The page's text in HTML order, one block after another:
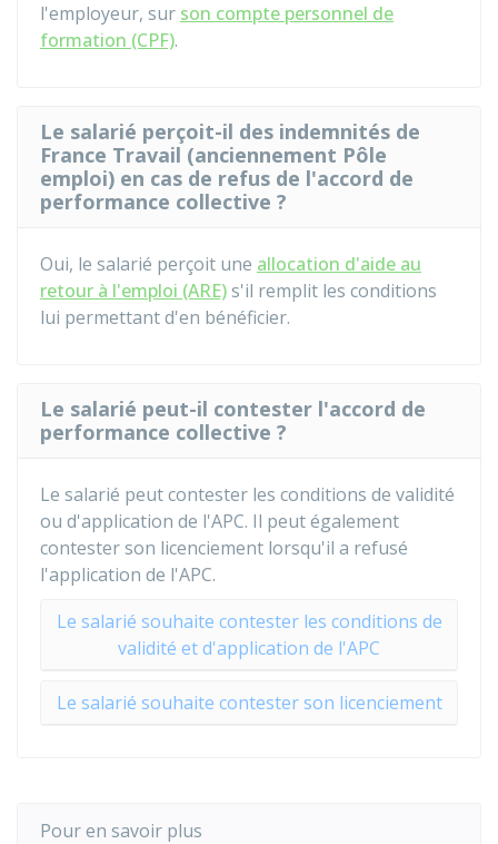
l'employeur, sur son compte personnel de
formation (CPF).
Le salarié perçoit-il des indemnités de
France Travail (anciennement Pôle
emploi) en cas de refus de l'accord de
performance collective ?
Oui, le salarié perçoit une allocation d'aide au
retour à l'emploi (ARE)s'il remplit les conditions
lui permettant d'en bénéficier.
Le salarié peut-il contester l'accord de
performance collective ?
Le salarié peut contester les conditions de validité
ou d'application de l'APC. Il peut également
contester son licenciement lorsqu'il a refusé
l'application de l'APC.
Le salarié souhaite contester les conditions de
validité et d'application de l'APC
Le salarié souhaite contester son licenciement
Pour en savoir plus